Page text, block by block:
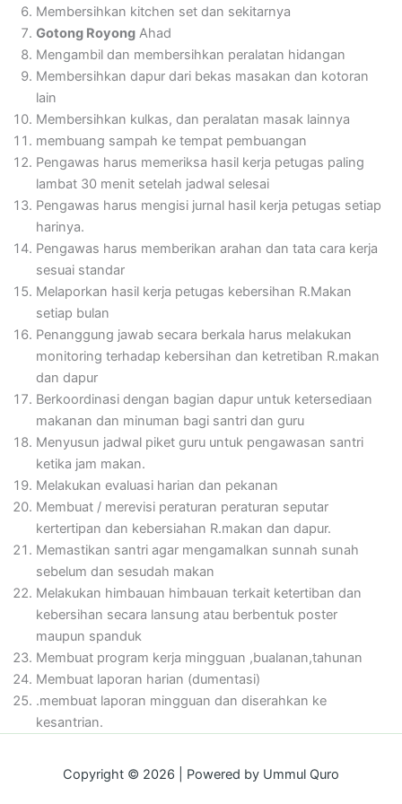
Membersihkan kitchen set dan sekitarnya
Gotong Royong Ahad
Mengambil dan membersihkan peralatan hidangan
Membersihkan dapur dari bekas masakan dan kotoran
lain
Membersihkan kulkas, dan peralatan masak lainnya
membuang sampah ke tempat pembuangan
Pengawas harus memeriksa hasil kerja petugas paling
lambat 30 menit setelah jadwal selesai
Pengawas harus mengisi jurnal hasil kerja petugas setiap
harinya.
Pengawas harus memberikan arahan dan tata cara kerja
sesuai standar
Melaporkan hasil kerja petugas kebersihan R.Makan
setiap bulan
Penanggung jawab secara berkala harus melakukan
monitoring terhadap kebersihan dan ketretiban R.makan
dan dapur
Berkoordinasi dengan bagian dapur untuk ketersediaan
makanan dan minuman bagi santri dan guru
Menyusun jadwal piket guru untuk pengawasan santri
ketika jam makan.
Melakukan evaluasi harian dan pekanan
Membuat / merevisi peraturan peraturan seputar
kertertipan dan kebersiahan R.makan dan dapur.
Memastikan santri agar mengamalkan sunnah sunah
sebelum dan sesudah makan
Melakukan himbauan himbauan terkait ketertiban dan
kebersihan secara lansung atau berbentuk poster
maupun spanduk
Membuat program kerja mingguan ,bualanan,tahunan
Membuat laporan harian (dumentasi)
.membuat laporan mingguan dan diserahkan ke
kesantrian.
Copyright © 2026 | Powered by Ummul Quro